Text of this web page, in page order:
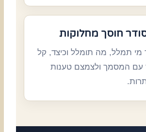
חוסך מחלוקות
מי תמלל, מה תומלל וכיצד, קל
עם המסמך ולצמצם טענות